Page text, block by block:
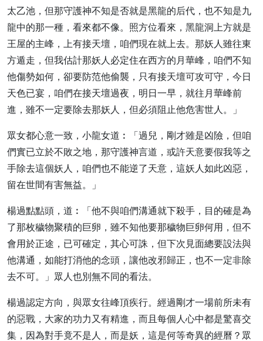
太乙池，但那守護神不知是否就是黑龍的后代，也不知是九
龍中的那一種，看來都不像。照方位看來，黑龍洞上方就是
王屋的主峰，上有接天壇，咱們現在就上去。那妖人雖往東
方遁走，但我估計那妖人必定住在西方的月華峰，咱們不知
他傷勢如何，卻要防范他偷襲，只有接天壇可攻可守，今日
天色已宴，咱們在接天壇過夜，明日一早，就往月華峰前
進，雖不一定要除去那妖人，但必須阻止他危害世人。」
眾女都心意一致，小龍女道︰「過兒，剛才雖是凶險，但咱
們實已立於不敗之地，那守護神言道，或許天意要假我等之
手除去這個妖人，咱們也不能逆了天意，這妖人如此凶惡，
留在世間有害無益。」
楊過點點頭，道︰「他不與咱們溝通就下殺手，目的確是為
了那枚穢物聚積的巨卵，雖不知他要那穢物巨卵何用，但不
會用於正途，已可確定，其心可誅，但下次見面總要設法與
他溝通，如能打消他的念頭，讓他改邪歸正，也不一定非除
去不可。」眾人也別無不同的看法。
楊過認定方向，與眾女往峰頂疾行。經過剛才一場前所未有
的惡戰，大家的功力又有精進，而且每個人心中都是驚喜交
集，因為對手竟不是人，而是妖，這是何等奇異的經曆？眾